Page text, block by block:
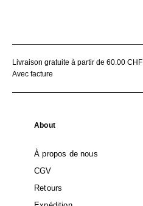
Livraison gratuite à partir de 60.00 CHF
Avec facture
About
À propos de nous
CGV
Retours